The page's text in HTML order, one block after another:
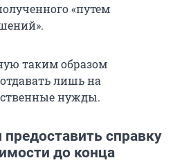
«путем
таким образом
лишь на
нужды.
справку
до конца